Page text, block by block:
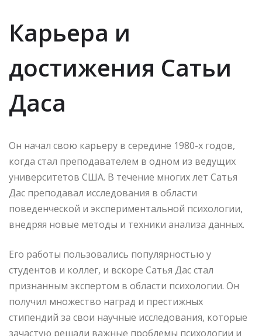
Карьера и
достижения Сатьи
Даса
Он начал свою карьеру в середине 1980-х годов,
когда стал преподавателем в одном из ведущих
университетов США. В течение многих лет Сатья
Дас преподавал исследования в области
поведенческой и экспериментальной психологии,
внедряя новые методы и техники анализа данных.
Его работы пользовались популярностью у
студентов и коллег, и вскоре Сатья Дас стал
признанным экспертом в области психологии. Он
получил множество наград и престижных
стипендий за свои научные исследования, которые
зачастую решали важные проблемы психологии и